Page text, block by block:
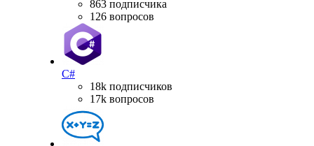
863 подписчика
126 вопросов
C#
18k подписчиков
17k вопросов